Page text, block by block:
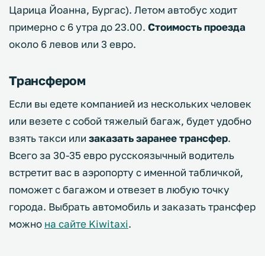
Царица Йоанна, Бургас). Летом автобус ходит
примерно с 6 утра до 23.00. Стоимость проезда
около 6 левов или 3 евро.
Трансфером
Если вы едете компанией из нескольких человек
или везете с собой тяжелый багаж, будет удобно
взять такси или заказать заранее трансфер.
Всего за 30-35 евро русскоязычный водитель
встретит вас в аэропорту с именной табличкой,
поможет с багажом и отвезет в любую точку
города. Выбрать автомобиль и заказать трансфер
можно на сайте Kiwitaxi.